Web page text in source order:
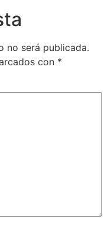
no será publicada.
con *